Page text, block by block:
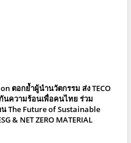
ตอกย้ำผู้นำนวัตกรรม ส่ง TECO
นความร้อนเพื่อคนไทย ร่วม
The Future of Sustainable
& NET ZERO MATERIAL